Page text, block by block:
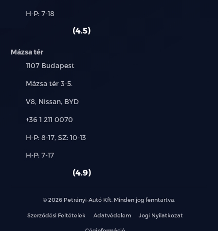
használt
Alkatrész,
H-P: 7-18
4.5
Mázsa tér
Település:
1107 Budapest
Cím:
Mázsa tér 3-5.
Márkák:
V8, Nissan, BYD
Telefon:
+36 1 211 0070
Új-
használt
H-P: 8-17, SZ: 10-13
Alkatrész,
H-P: 7-17
4.9
© 2026 Petrányi-Autó Kft. Minden jog fenntartva.
Szerződési Feltételek Adatvédelem Jogi Nyilatkozat